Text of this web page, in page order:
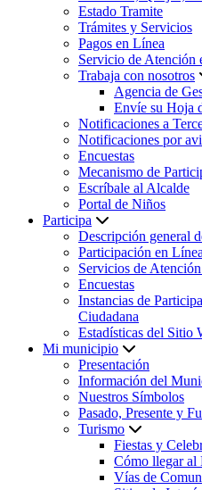
Estado Tramite
Trámites y Servicios
Pagos en Línea
Servicio de Atención
Trabaja con nosotros
Agencia de
Envíe su Hoja
Notificaciones a
Notificaciones por
Encuestas
Mecanismo de
Escríbale al Alcalde
Portal de Niños
Participa
Descripción general
Participación en Línea
Servicios de
Encuestas
Instancias de
Ciudadana
Estadísticas del Sitio
Mi municipio
Presentación
Información del
Nuestros Símbolos
Pasado, Presente y
Turismo
Fiestas y
Cómo llegar
Vías de